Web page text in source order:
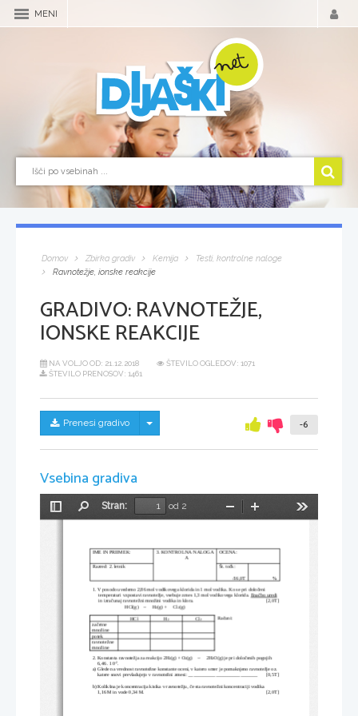
MENI
Domov Zbirka gradiv Kemija
Testi, kontrolne naloge
Ravnotežje, ionske reakcije
GRADIVO:RAVNOTEŽJE,
IONSKE REAKCIJE
NA VOLJO OD: 21.12.2018
ŠTEVILO OGLEDOV: 1071
ŠTEVILO PRENOSOV: 1461
Prenesi gradivo Skrij/prikaži meni -6
Vsebina gradiva
Preklopi
Stran:
od 2
Pomanjšaj
IME IN PRIIMEK:
3. KONTROLNA NALOGA
   A
OCENA:
Razred: 2. letnik Št. točk:
           /16,0T
                  %
1. V posodo uvedemo 2,86 mol vodikovega klorida in 1 mol vodika. Ko se pri določeni
     temperaturi vzpostavi ravnotežje, vsebuje zmes 1,3 mol vodikovega klorida.
Enačbo uredi
     in izračunaj ravnotežni množini vodika in klora.
           [2,0T]
                          HCl(g)
H2(g) +     Cl 2(g)
Računi:
2. Konstanta ravnotežja za reakcijo 2H2(g) + O2(g) 2H2O(g) je pri določenih pogojih
    6,46 . 10
-2.
a) Glede na vrednost ravnotežne konstante oceni, v katero smer je pomaknjeno ravnotežje oz.
    katere snovi prevladujejo v ravnotežni zmesi: ____________________________       [0,5T]
b) Kolikšna je koncentracija kisika v ravnotežju, če sta ravnotežni koncentraciji vodika
    1,16 M in vode 0,34 M.
           [2,0T]
HCl H 2 Cl
začetne
množine
potek
ravnotežne
množine